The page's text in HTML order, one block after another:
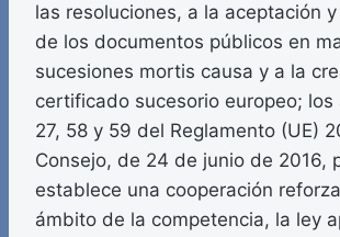
las resoluciones, a la aceptación
de los documentos públicos en
sucesiones mortis causa y a la
certificado sucesorio europeo; los
27, 58 y 59 del Reglamento (UE)
Consejo, de 24 de junio de 2016,
establece una cooperación
ámbito de la competencia, la ley